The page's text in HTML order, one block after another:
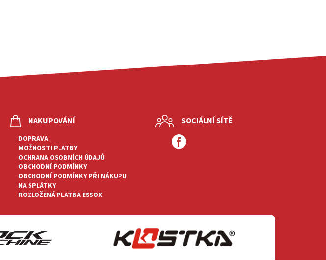
NAKUPOVÁNÍ
DOPRAVA
MOŽNOSTI PLATBY
OCHRANA OSOBNÍCH ÚDAJŮ
OBCHODNÍ PODMÍNKY
OBCHODNÍ PODMÍNKY PŘI NÁKUPU
NA SPLÁTKY
ROZLOŽENÁ PLATBA ESSOX
SOCIÁLNÍ SÍTĚ